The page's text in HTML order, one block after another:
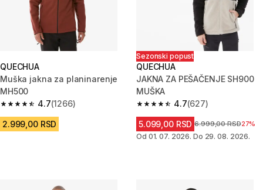
QUECHUA
Muška jakna za planinarenje
MH500
4.7
4.7 od 5 zvezdica from 1266 Recenzije
(1266)
2.999,00 RSD
Sezonski popust
QUECHUA
JAKNA ZA PEŠAČENJE SH900
MUŠKA
4.7
4.7 od 5 zvezdica from 627
(627)
5.099,00 RSD Cena pre sniženja
6.999,00 RSD27%
Od 01. 07. 2026. Do 29. 08. 2026.